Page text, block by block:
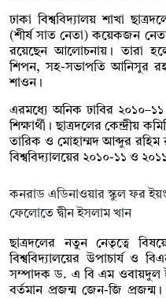
ঢাকা বিশ্ববিদ্যালয় শাখা
(শীর্ষ সাত নেতা) কয়েকজন
রয়েছেন আলোচনায়। তারা
শিপন, সহ-সভাপতি আনিসুর
শাওন।
এরমধ্যে অনিক ঢাবির
শিক্ষার্থী। ছাত্রদলের কেন্দ্রীয়
তারিক ও মোহাম্মদ আব্দুর
বিশ্ববিদ্যালয়ের ২০১০-১১ ও
কনরাড এডিনাওয়ার স্কুল ফর
ফেলোতে দ্বীন ইসলাম খান
ছাত্রদলের নতুন নেতৃত্বে
বিশ্ববিদ্যালয়ের উপাচার্য ও
সম্পাদক ড. এ বি এম ওবায়দুল
বর্তমান প্রজন্ম জেন-জি